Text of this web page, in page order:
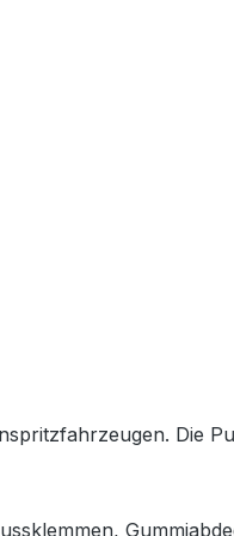
Die